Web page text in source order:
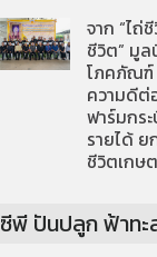
จาก “ไถ่
ชีวิต” มู
โภคภัณฑ์
ความดีต่
ฟาร์มกร
รายได้
ชีวิตเกษ
ซีพี ปันปลูก ฟ้าทะ